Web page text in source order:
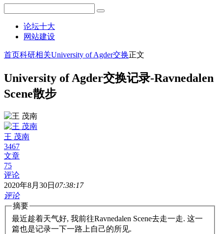
论坛十大
网站建设
首页科研相关University of Agder交换正文
University of Agder交换记录-Ravnedalen
Scene散步
王 茂南
3467
文章
75
评论
2020年8月30日 07:38:17
评论
摘要
最近趁着天气好, 我前往Ravnedalen Scene去走一走. 这一
篇也是记录一下一路上自己的所见.